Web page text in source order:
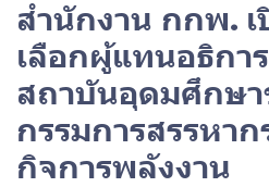
สำนักงาน กกพ.
เลือกผู้แทนอธิกา
สถาบันอุดมศึกษา
กรรมการสรรหา
กิจการพลังงาน